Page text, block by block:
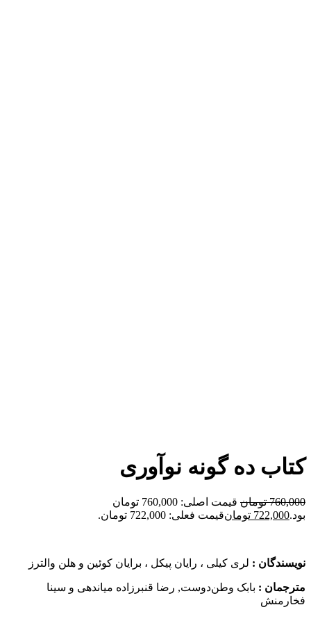
کتاب ده گونه نوآوری
760,000 تومان
قیمت اصلی: 760,000 تومان
بود.722,000 تومانقیمت فعلی: 722,000 تومان.
نویسندگان : لری کیلی ، رایان پیکل ، برایان کوئین و هلن والترز
مترجمان : بابک وطن‌دوست, رضا قنبرزاده میاندهی و سینا
فخارمنش